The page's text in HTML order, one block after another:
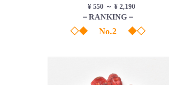
¥ 550 ～ ¥ 2,190
－RANKING
◇◆ No.2 ◆◇